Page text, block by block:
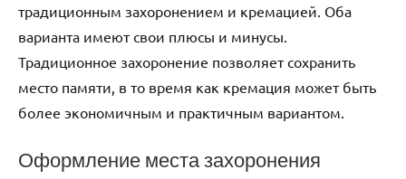
традиционным захоронением и кремацией. Оба
варианта имеют свои плюсы и минусы.
Традиционное захоронение позволяет сохранить
место памяти, в то время как кремация может быть
более экономичным и практичным вариантом.
Оформление места захоронения